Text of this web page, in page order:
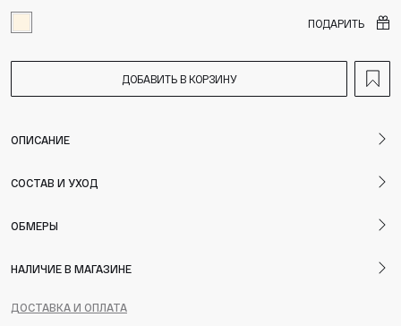
ПОДАРИТЬ
ДОБАВИТЬ В КОРЗИНУ
ОПИСАНИЕ
СОСТАВ И УХОД
ОБМЕРЫ
НАЛИЧИЕ В МАГАЗИНЕ
ДОСТАВКА И ОПЛАТА